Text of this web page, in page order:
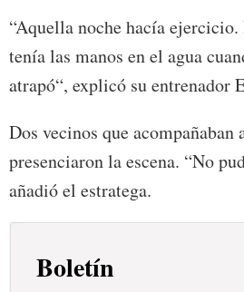
“Aquella noche hacía ejercicio.
tenía las manos en el agua
atrapó“, explicó su entrenador
Dos vecinos que acompañaban
presenciaron la escena. “No
añadió el estratega.
Boletín